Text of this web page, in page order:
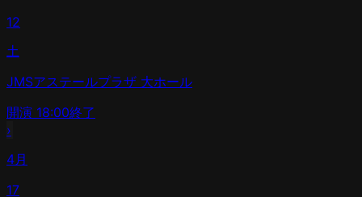
12
土
JMSアステールプラザ 大ホール
開演 18:00終了
›
4月
17